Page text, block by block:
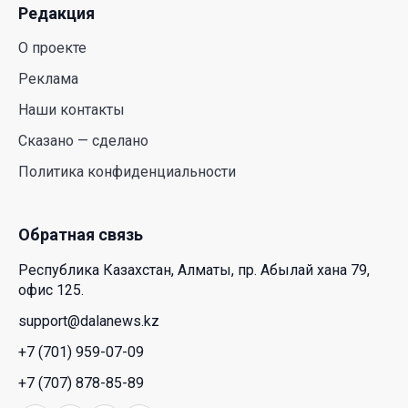
Редакция
О проекте
Реклама
Наши контакты
Сказано — сделано
Политика конфиденциальности
Обратная связь
Республика Казахстан, Алматы, пр. Абылай хана 79,
офис 125.
support@dalanews.kz
+7 (701) 959-07-09
+7 (707) 878-85-89